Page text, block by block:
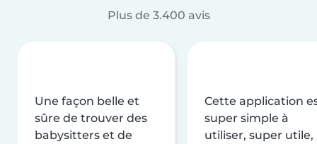
Plus de 3.400 avis
Une façon belle et
sûre de trouver des
babysitters et de
Cette application
super simple à
utiliser, super utile,